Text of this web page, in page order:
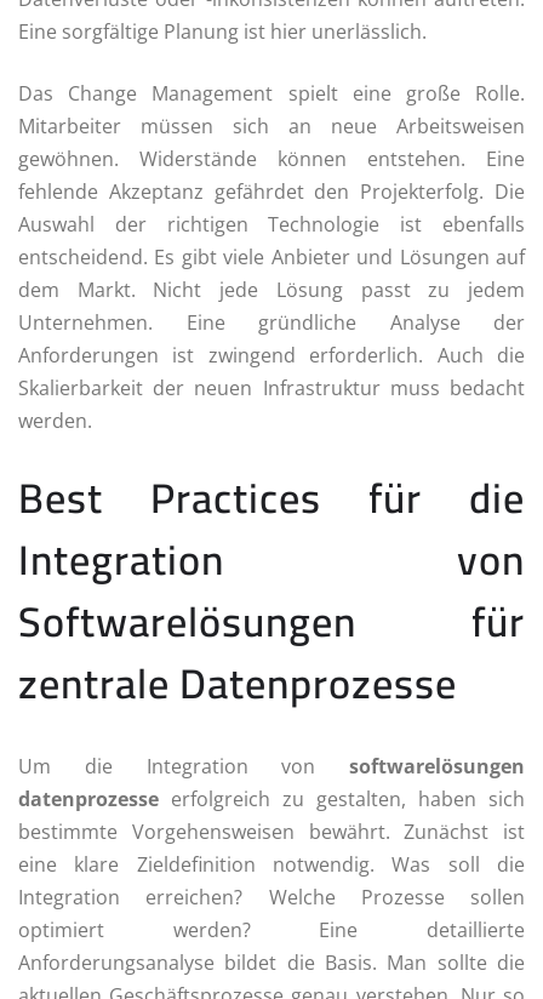
Eine sorgfältige Planung ist hier unerlässlich.
Das Change Management spielt eine große Rolle.
Mitarbeiter müssen sich an neue Arbeitsweisen
gewöhnen. Widerstände können entstehen. Eine
fehlende Akzeptanz gefährdet den Projekterfolg. Die
Auswahl der richtigen Technologie ist ebenfalls
entscheidend. Es gibt viele Anbieter und Lösungen auf
dem Markt. Nicht jede Lösung passt zu jedem
Unternehmen. Eine gründliche Analyse der
Anforderungen ist zwingend erforderlich. Auch die
Skalierbarkeit der neuen Infrastruktur muss bedacht
werden.
Best Practices für die
Integration von
Softwarelösungen für
zentrale Datenprozesse
Um die Integration von softwarelösungen
datenprozesse erfolgreich zu gestalten, haben sich
bestimmte Vorgehensweisen bewährt. Zunächst ist
eine klare Zieldefinition notwendig. Was soll die
Integration erreichen? Welche Prozesse sollen
optimiert werden? Eine detaillierte
Anforderungsanalyse bildet die Basis. Man sollte die